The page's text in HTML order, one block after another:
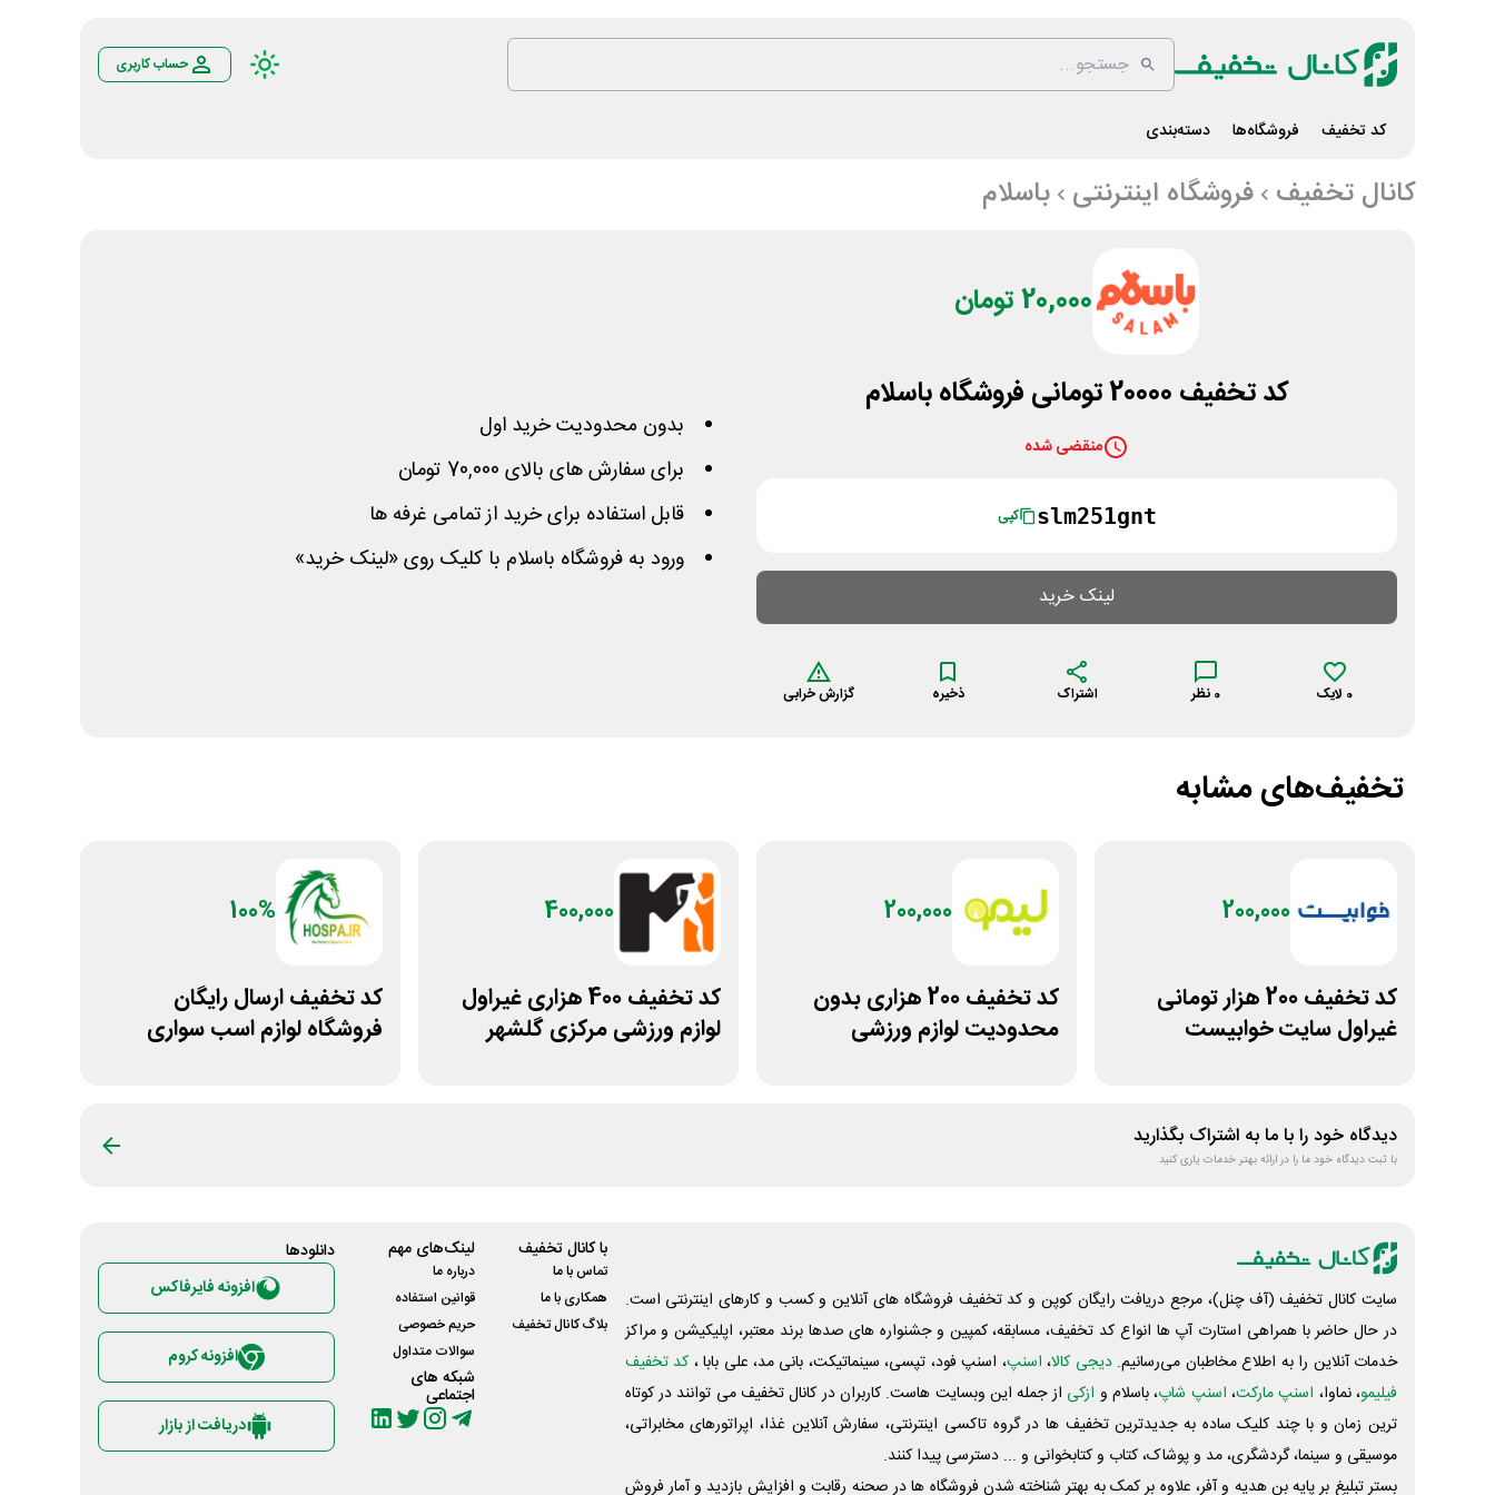
حساب کاربری
کد تخفیف فروشگاه‌ها دسته‌بندی
کانال تخفیف فروشگاه اینترنتی باسلام
20,000 تومان
کد تخفیف 20000 تومانی فروشگاه باسلام
منقضی شده
slm251gnt کپی
لینک خرید
0 لایک 0 نظر اشتراک ذخیره گزارش خرابی
بدون محدودیت خرید اول
برای سفارش های بالای 70,000 تومان
قابل استفاده برای خرید از تمامی غرفه ها
ورود به فروشگاه باسلام با کلیک روی «لینک خرید»
تخفیف‌های مشابه
200,000
کد تخفیف 200 هزار تومانی
غیراول سایت خوابیست
200,000
کد تخفیف 200 هزاری بدون
محدودیت لوازم ورزشی
400,000
کد تخفیف 400 هزاری غیراول
لوازم ورزشی مرکزی گلشهر
100%
کد تخفیف ارسال رایگان
فروشگاه لوازم اسب سواری
دیدگاه خود را با ما به اشتراک بگذارید
با ثبت دیدگاه خود ما را در ارائه بهتر خدمات یاری کنید
سایت کانال تخفیف (آف چنل)، مرجع دریافت رایگان کوپن و کد تخفیف فروشگاه های آنلاین و کسب و‌ کارهای اینترنتی است.
در حال حاضر با همراهی استارت آپ ها انواع کد تخفیف، مسابقه، کمپین و جشنواره های صدها برند معتبر، اپلیکیشن و مراکز
خدمات آنلاین را به اطلاع مخاطبان می‌رسانیم. دیجی کالا، اسنپ، اسنپ فود، تپسی، سینماتیکت، بانی مد، علی‌ بابا ، کد تخفیف
فیلیمو، نماوا، اسنپ مارکت، اسنپ شاپ، باسلام و ازکی از جمله این وبسایت ‌هاست. کاربران در کانال تخفیف می توانند در کوتاه
ترین زمان و با چند کلیک ساده به جدیدترین تخفیف ها در گروه تاکسی اینترنتی، سفارش آنلاین غذا، اپراتورهای مخابراتی،
موسیقی و سینما، گردشگری، مد و پوشاک، کتاب و کتابخوانی و ... دسترسی پیدا کنند.
بستر تبلیغ بر پایه بن هدیه و آفر، علاوه بر کمک به بهتر شناخته شدن فروشگاه ها در صحنه رقابت و افزایش بازدید و آمار فروش
با کانال تخفیف
تماس با ما
همکاری با ما
بلاگ کانال تخفیف
لینک‌های مهم
درباره ما
قوانین استفاده
حریم خصوصی
سوالات متداول
شبکه های
اجتماعی
دانلود‌ها
افزونه فایرفاکس
افزونه کروم
دریافت از بازار